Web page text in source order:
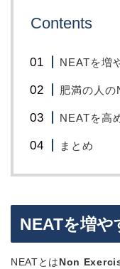
Contents
NEATを増
肥満の人の
NEATを高
まとめ
NEATを増や
NEATとは Non